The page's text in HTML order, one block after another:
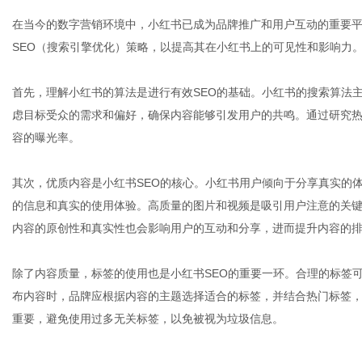
在当今的数字营销环境中，小红书已成为品牌推广和用户互动的重要
SEO（搜索引擎优化）策略，以提高其在小红书上的可见性和影响力
首先，理解小红书的算法是进行有效SEO的基础。小红书的搜索算
虑目标受众的需求和偏好，确保内容能够引发用户的共鸣。通过研究
容的曝光率。
其次，优质内容是小红书SEO的核心。小红书用户倾向于分享真实
的信息和真实的使用体验。高质量的图片和视频是吸引用户注意的关
内容的原创性和真实性也会影响用户的互动和分享，进而提升内容的
除了内容质量，标签的使用也是小红书SEO的重要一环。合理的标
布内容时，品牌应根据内容的主题选择适合的标签，并结合热门标签
重要，避免使用过多无关标签，以免被视为垃圾信息。